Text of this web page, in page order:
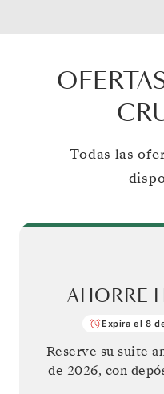
Todas las
AHORRE
Expira el 8
Reserve su suite
de 2026, con